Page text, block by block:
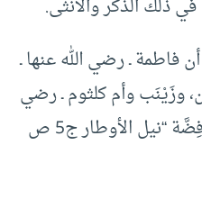
ذلك الذَّكر والأنثى.
فاطمة ـ رضي الله عنها ـ
وزَيْنَب وأم كلثوم ـ رضي
الله عنهم ـ فَتَصَدَّقَتْ بوزنه فِضَّة “نيل الأوطار ج5 ص